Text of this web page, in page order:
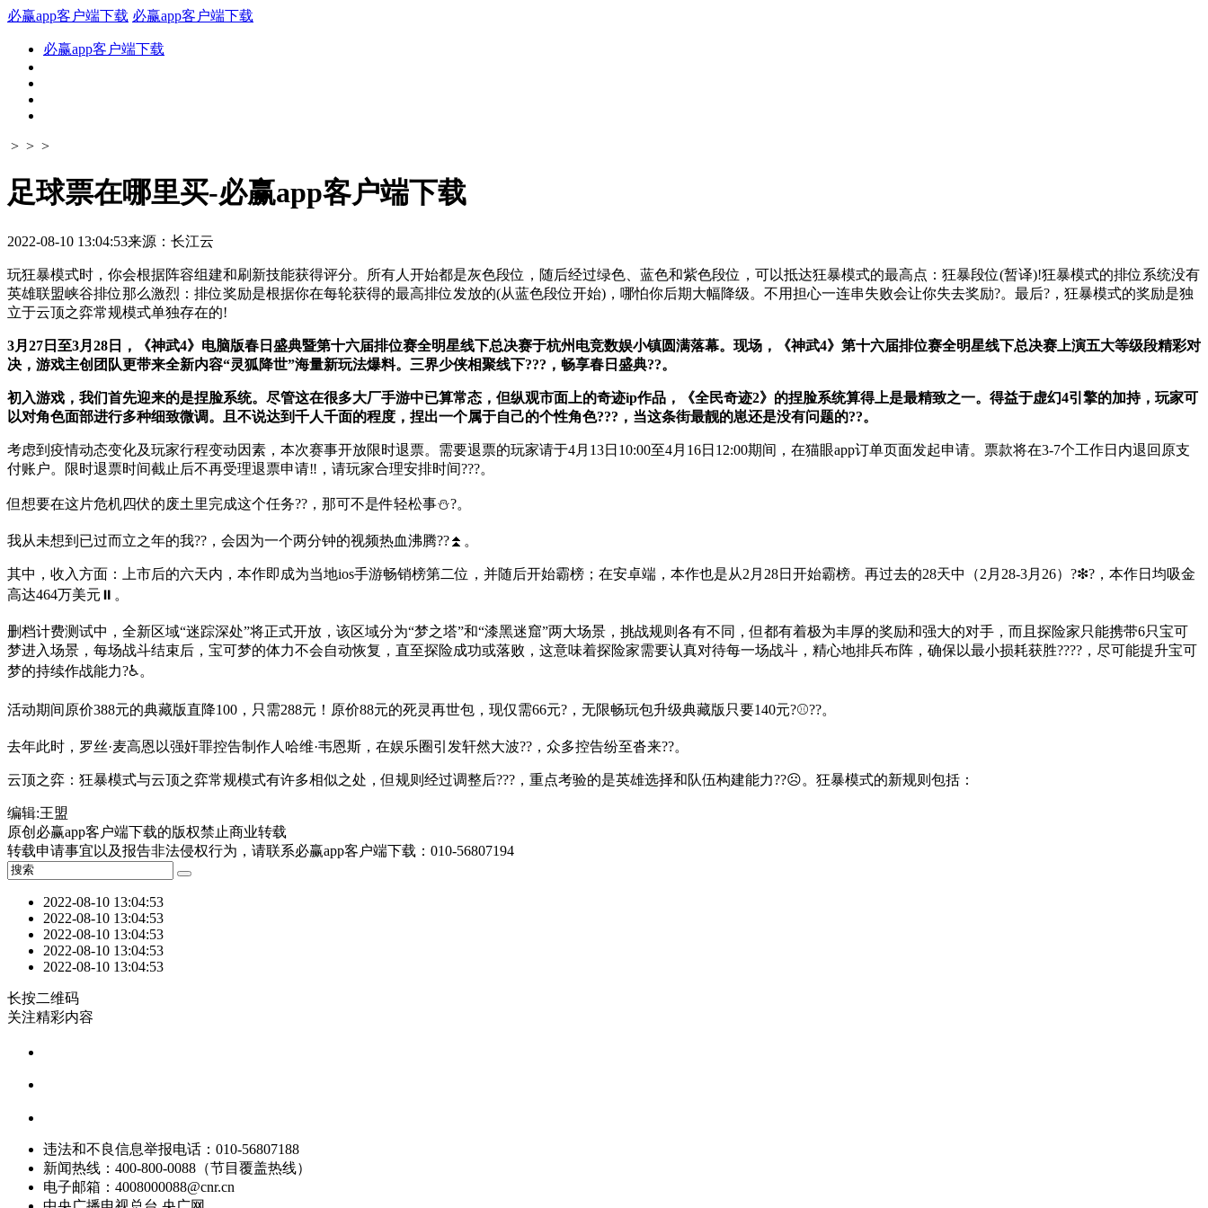
必赢app客户端下载 必赢app客户端下载
必赢app客户端下载
> > >
足球票在哪里买-必赢app客户端下载
2022-08-10 13:04:53来源：长江云
玩狂暴模式时，你会根据阵容组建和刷新技能获得评分。所有人开始都是灰色段位，随后经过绿色、蓝色和紫色段位，可以抵达狂暴模式的最高点：狂暴段位(暂译)!狂暴模式的排位系统没有
英雄联盟峡谷排位那么激烈：排位奖励是根据你在每轮获得的最高排位发放的(从蓝色段位开始)，哪怕你后期大幅降级。不用担心一连串失败会让你失去奖励?。最后?，狂暴模式的奖励是独
立于云顶之弈常规模式单独存在的!
3月27日至3月28日，《神武4》电脑版春日盛典暨第十六届排位赛全明星线下总决赛于杭州电竞数娱小镇圆满落幕。现场，《神武4》第十六届排位赛全明星线下总决赛上演五大等级段精彩对
决，游戏主创团队更带来全新内容“灵狐降世”海量新玩法爆料。三界少侠相聚线下???，畅享春日盛典??。
初入游戏，我们首先迎来的是捏脸系统。尽管这在很多大厂手游中已算常态，但纵观市面上的奇迹ip作品，《全民奇迹2》的捏脸系统算得上是最精致之一。得益于虚幻4引擎的加持，玩家可
以对角色面部进行多种细致微调。且不说达到千人千面的程度，捏出一个属于自己的个性角色???，当这条街最靓的崽还是没有问题的??。
考虑到疫情动态变化及玩家行程变动因素，本次赛事开放限时退票。需要退票的玩家请于4月13日10:00至4月16日12:00期间，在猫眼app订单页面发起申请。票款将在3-7个工作日内退回原支
付账户。限时退票时间截止后不再受理退票申请‼，请玩家合理安排时间???。
但想要在这片危机四伏的废土里完成这个任务??，那可不是件轻松事⛄?。
我从未想到已过而立之年的我??，会因为一个两分钟的视频热血沸腾??⏫。
其中，收入方面：上市后的六天内，本作即成为当地ios手游畅销榜第二位，并随后开始霸榜；在安卓端，本作也是从2月28日开始霸榜。再过去的28天中（2月28-3月26）?❇?，本作日均吸金
高达464万美元⏸。
删档计费测试中，全新区域“迷踪深处”将正式开放，该区域分为“梦之塔”和“漆黑迷窟”两大场景，挑战规则各有不同，但都有着极为丰厚的奖励和强大的对手，而且探险家只能携带6只宝可
梦进入场景，每场战斗结束后，宝可梦的体力不会自动恢复，直至探险成功或落败，这意味着探险家需要认真对待每一场战斗，精心地排兵布阵，确保以最小损耗获胜????，尽可能提升宝可
梦的持续作战能力?♿。
活动期间原价388元的典藏版直降100，只需288元！原价88元的死灵再世包，现仅需66元?，无限畅玩包升级典藏版只要140元?⚾??。
去年此时，罗丝·麦高恩以强奸罪控告制作人哈维·韦恩斯，在娱乐圈引发轩然大波??，众多控告纷至沓来??。
云顶之弈：狂暴模式与云顶之弈常规模式有许多相似之处，但规则经过调整后???，重点考验的是英雄选择和队伍构建能力??☹。狂暴模式的新规则包括：
编辑:王盟
原创必赢app客户端下载的版权禁止商业转载
转载申请事宜以及报告非法侵权行为，请联系必赢app客户端下载：010-56807194
2022-08-10 13:04:53
2022-08-10 13:04:53
2022-08-10 13:04:53
2022-08-10 13:04:53
2022-08-10 13:04:53
长按二维码
关注精彩内容
违法和不良信息举报电话：010-56807188
新闻热线：400-800-0088（节目覆盖热线）
电子邮箱： 4008000088@cnr.cn